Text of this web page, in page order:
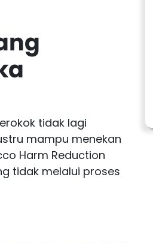
tidak lagi
mampu menekan
Harm Reduction
tidak melalui proses